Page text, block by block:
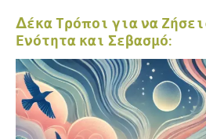
Δέκα Τρόποι για να
Ενότητα και Σεβασμό: